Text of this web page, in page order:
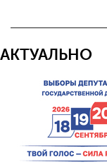
АКТУАЛЬНО